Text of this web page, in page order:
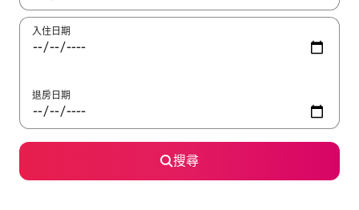
入住日期
退房日期
搜尋